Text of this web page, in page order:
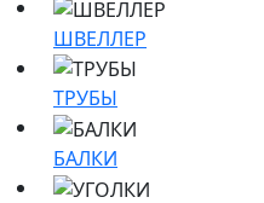
ШВЕЛЛЕР
ТРУБЫ
БАЛКИ